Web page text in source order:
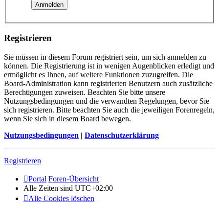
Registrieren
Sie müssen in diesem Forum registriert sein, um sich anmelden zu
können. Die Registrierung ist in wenigen Augenblicken erledigt und
ermöglicht es Ihnen, auf weitere Funktionen zuzugreifen. Die
Board-Administration kann registrierten Benutzern auch zusätzliche
Berechtigungen zuweisen. Beachten Sie bitte unsere
Nutzungsbedingungen und die verwandten Regelungen, bevor Sie
sich registrieren. Bitte beachten Sie auch die jeweiligen Forenregeln,
wenn Sie sich in diesem Board bewegen.
Nutzungsbedingungen | Datenschutzerklärung
Registrieren
Portal Foren-Übersicht
Alle Zeiten sind UTC+02:00
Alle Cookies löschen